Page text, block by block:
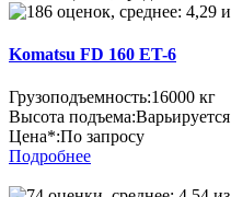
Komatsu FD 160 ET-6
Грузоподъемность:16000 кг
Высота подъема:Варьируется
Цена*:По запросу
Подробнее